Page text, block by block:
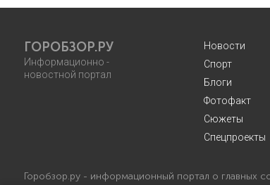
ГОРОБЗОР.РУ
Информационно -
новостной портал
Новости
Спорт
Блоги
Фотофакт
Сюжеты
Спецпроекты
Горобзор.ру - информационный портал о главных